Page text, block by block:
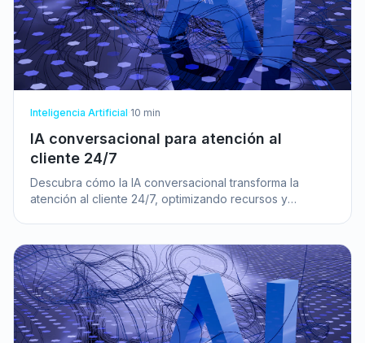
Inteligencia Artificial 10 min
IA conversacional para atención al
cliente 24/7
Descubra cómo la IA conversacional transforma la
atención al cliente 24/7, optimizando recursos y